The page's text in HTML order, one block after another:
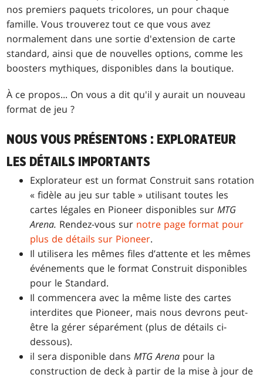
nos premiers paquets tricolores, un pour chaque
famille. Vous trouverez tout ce que vous avez
normalement dans une sortie d'extension de carte
standard, ainsi que de nouvelles options, comme les
boosters mythiques, disponibles dans la boutique.
À ce propos... On vous a dit qu'il y aurait un nouveau
format de jeu ?
NOUS VOUS PRÉSENTONS : EXPLORATEUR
LES DÉTAILS IMPORTANTS
Explorateur est un format Construit sans rotation
« fidèle au jeu sur table » utilisant toutes les
cartes légales en Pioneer disponibles surMTG
Arena. Rendez-vous sur notre page format pour
plus de détails sur Pioneer.
Il utilisera les mêmes files d’attente et les mêmes
événements que le format Construit disponibles
pour le Standard.
Il commencera avec la même liste des cartes
interdites que Pioneer, mais nous devrons peut-
être la gérer séparément (plus de détails ci-
dessous).
il sera disponible dansMTG Arena pour la
construction de deck à partir de la mise à jour de